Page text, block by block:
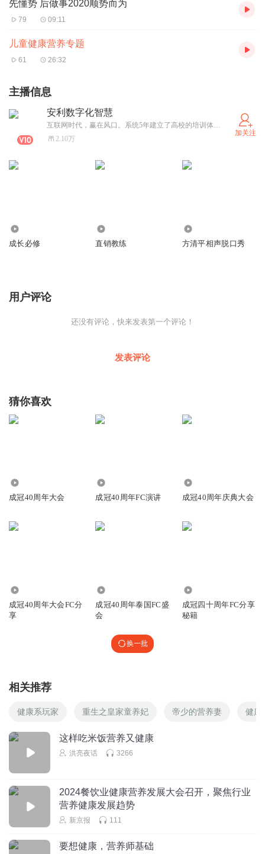
先懂势 后做事2020顺势而为
79 09:11
儿童健康营养专题
61 26:32
主播信息
安利数字化智慧
互联网时代，赢在风口。系统5年建立了高校的培训体系及高聘领导人，社交电商新思路 你认为的瓶颈不是没发解决，你认为的困难不一定无法逾越感谢您关注订阅专辑，互联网数字化的优势：1、没有开支，不用东跑西跑2、人脉无限，不用找熟人3、解决地域限制，开发全国市场4、伙伴不易流失，市场稳健经营，团队倍增快！5、互联网工具推广，效率更高，住家创业，网上学习
2.10万
加关注
成长必修 直销教练 方清平相声脱口秀
用户评论
还没有评论，快来发表第一个评论！
发表评论
猜你喜欢
成冠40周年大会 成冠40周年FC演讲 成冠40周年庆典大会
成冠40周年大会FC分
享
成冠40周年泰国FC盛
会
成冠四十周年FC分享
秘籍
换一批
相关推荐
健康系玩家 重生之皇家童养妃 帝少的营养妻 健康
这样吃米饭营养又健康
洪亮夜话 3266
2024餐饮业健康营养发展大会召开，聚焦行业
营养健康发展趋势
新京报 111
要想健康，营养师基础